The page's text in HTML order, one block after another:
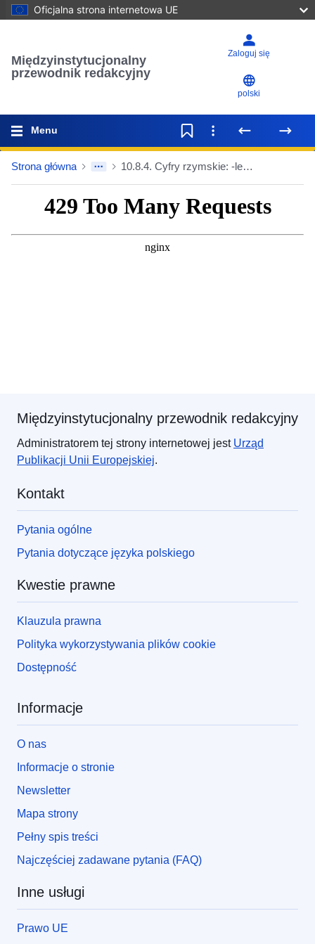
Oficjalna strona internetowa UE
Międzyinstytucjonalny
przewodnik redakcyjny
Zaloguj się
polski
Menu
Strona główna 10.8.4. Cyfry rzymskie: -lecie
Międzyinstytucjonalny przewodnik redakcyjny
Administratorem tej strony internetowej jest Urząd
Publikacji Unii Europejskiej.
Kontakt
Pytania ogólne
Pytania dotyczące języka polskiego
Kwestie prawne
Klauzula prawna
Polityka wykorzystywania plików cookie
Dostępność
Informacje
O nas
Informacje o stronie
Newsletter
Mapa strony
Pełny spis treści
Najczęściej zadawane pytania (FAQ)
Inne usługi
Prawo UE